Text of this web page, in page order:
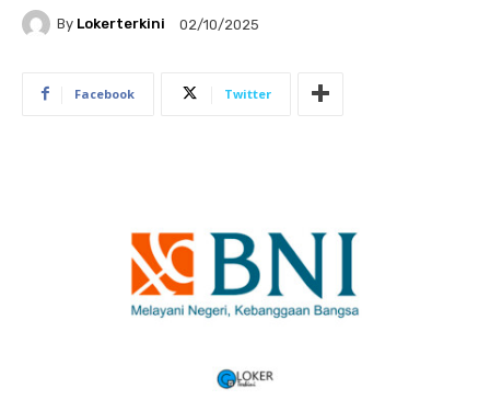
By Lokerterkini 02/10/2025
Facebook Twitter